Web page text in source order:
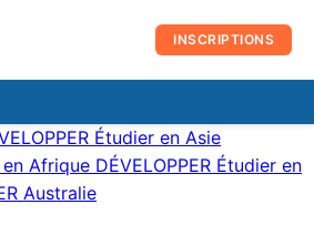
INSCRIPTIONS
Étudier en Asie
Afrique DÉVELOPPER Étudier en
Australie